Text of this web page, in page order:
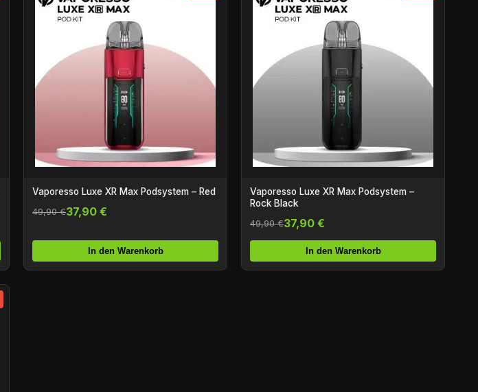
Vaporesso Luxe XR Max Podsystem – Red
49,90 €37,90 €
In den Warenkorb
Vaporesso Luxe XR Max Podsystem –
Rock Black
49,90 €37,90 €
In den Warenkorb